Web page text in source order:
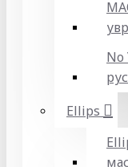
No
Ellips